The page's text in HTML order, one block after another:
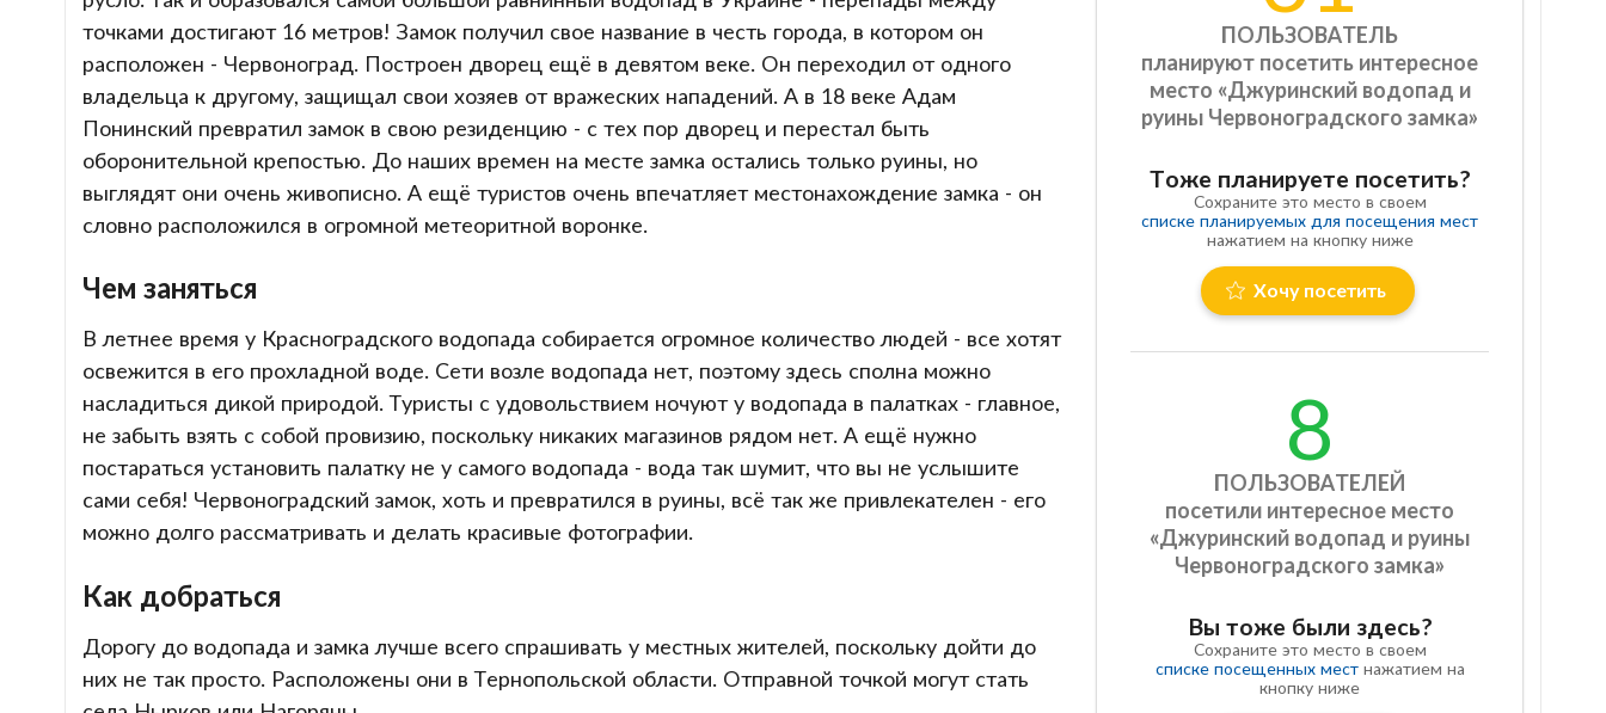
точками достигают 16 метров! Замок получил свое название в честь города, в котором он
расположен - Червоноград. Построен дворец ещё в девятом веке. Он переходил от одного
владельца к другому, защищал свои хозяев от вражеских нападений. А в 18 веке Адам
Понинский превратил замок в свою резиденцию - с тех пор дворец и перестал быть
оборонительной крепостью. До наших времен на месте замка остались только руины, но
выглядят они очень живописно. А ещё туристов очень впечатляет местонахождение замка - он
словно расположился в огромной метеоритной воронке.
Чем заняться
В летнее время у Красноградского водопада собирается огромное количество людей - все хотят
освежится в его прохладной воде. Сети возле водопада нет, поэтому здесь сполна можно
насладиться дикой природой. Туристы с удовольствием ночуют у водопада в палатках - главное,
не забыть взять с собой провизию, поскольку никаких магазинов рядом нет. А ещё нужно
постараться установить палатку не у самого водопада - вода так шумит, что вы не услышите
сами себя! Червоноградский замок, хоть и превратился в руины, всё так же привлекателен - его
можно долго рассматривать и делать красивые фотографии.
Как добраться
Дорогу до водопада и замка лучше всего спрашивать у местных жителей, поскольку дойти до
них не так просто. Расположены они в Тернопольской области. Отправной точкой могут стать
ПОЛЬЗОВАТЕЛЬ
планируют посетить интересное
место «Джуринский водопад и
руины Червоноградского замка»
Тоже планируете посетить?
Сохраните это место в своем
списке планируемых для посещения мест
нажатием на кнопку ниже
Хочу посетить
8
ПОЛЬЗОВАТЕЛЕЙ
посетили интересное место
«Джуринский водопад и руины
Червоноградского замка»
Вы тоже были здесь?
Сохраните это место в своем
списке посещенных местнажатием на
кнопку ниже